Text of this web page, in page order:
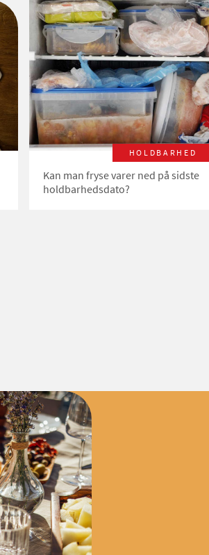
HOLDBARHED
Kan man fryse varer ned på sidste
holdbarhedsdato?